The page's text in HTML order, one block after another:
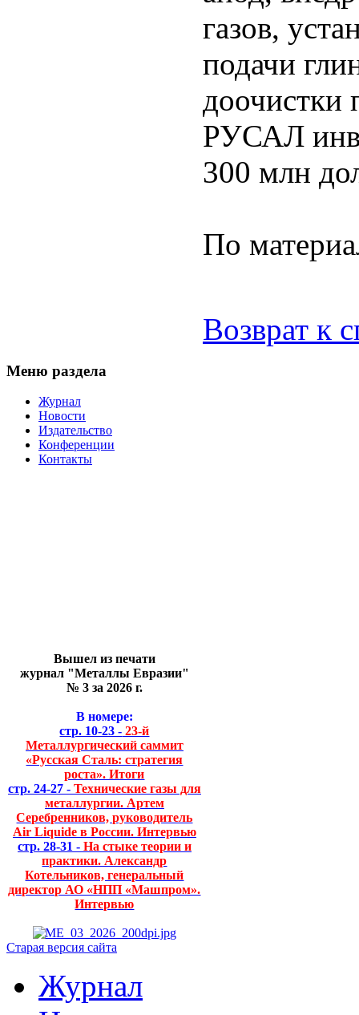
газов,
подачи
доочистки
РУСАЛ
300 млн
По
Возврат к
Меню раздела
Журнал
Новости
Издательство
Конференции
Контакты
Вышел из печати
журнал "Металлы Евразии"
№ 3 за 2026 г.
В номере:
стр. 10-23 - 23-й
Металлургический саммит
«Русская Сталь: стратегия
роста». Итоги
стр. 24-27 - Технические газы для
металлургии. Артем
Серебренников, руководитель
Air Liquide в России. Интервью
стр. 28-31 - На стыке теории и
практики. Александр
Котельников, генеральный
директор АО «НПП «Машпром».
Интервью
Старая версия сайта
Журнал